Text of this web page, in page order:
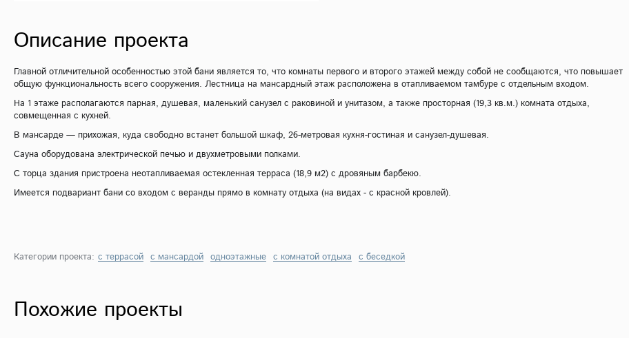
Описание проекта
Главной отличительной особенностью этой бани является то, что комнаты первого и второго этажей между собой не сообщаются, что повышает
общую функциональность всего сооружения. Лестница на мансардный этаж расположена в отапливаемом тамбуре с отдельным входом.
На 1 этаже располагаются парная, душевая, маленький санузел с раковиной и унитазом, а также просторная (19,3 кв.м.) комната отдыха,
совмещенная с кухней.
В мансарде — прихожая, куда свободно встанет большой шкаф, 26-метровая кухня-гостиная и санузел-душевая.
Сауна оборудована электрической печью и двухметровыми полками.
С торца здания пристроена неотапливаемая остекленная терраса (18,9 м2) с дровяным барбекю.
Имеется подвариант бани со входом с веранды прямо в комнату отдыха (на видах - с красной кровлей).
Категории проекта: с террасой с мансардой одноэтажные с комнатой отдыха с беседкой
Похожие проекты